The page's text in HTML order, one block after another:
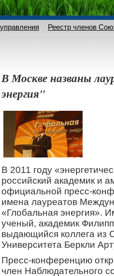
Реестр членов
В Москве названы
энергия"
В 2011 году
российский академик и
официальной пресс-
имена лауреатов
«Глобальная энергия».
ученый, академик
выдающийся коллега из
Университета Беркли
Пресс-конференцию
член Наблюдательного